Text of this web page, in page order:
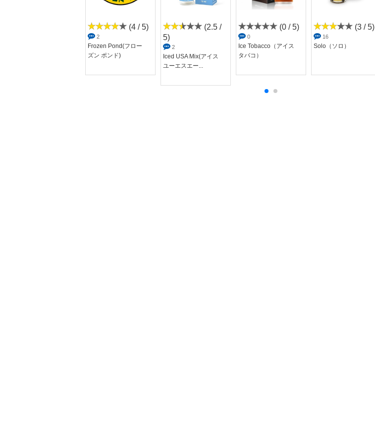
(4 / 5)
2
Frozen Pond(フロー
ズン ポンド)
(2.5 /
5)
2
Iced USA Mix(アイス
ユーエスエー...
(0 / 5)
0
Ice Tobacco（アイス
タバコ）
(3 / 5)
16
Solo（ソロ）